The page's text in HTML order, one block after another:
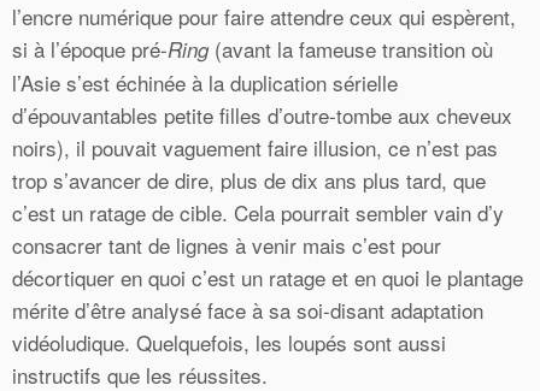
l’encre numérique pour faire attendre ceux qui espèrent,
si à l’époque pré-Ring(avant la fameuse transition où
l’Asie s’est échinée à la duplication sérielle
d’épouvantables petite filles d’outre-tombe aux cheveux
noirs), il pouvait vaguement faire illusion, ce n’est pas
trop s’avancer de dire, plus de dix ans plus tard, que
c’est un ratage de cible. Cela pourrait sembler vain d’y
consacrer tant de lignes à venir mais c’est pour
décortiquer en quoi c’est un ratage et en quoi le plantage
mérite d’être analysé face à sa soi-disant adaptation
vidéoludique. Quelquefois, les loupés sont aussi
instructifs que les réussites.